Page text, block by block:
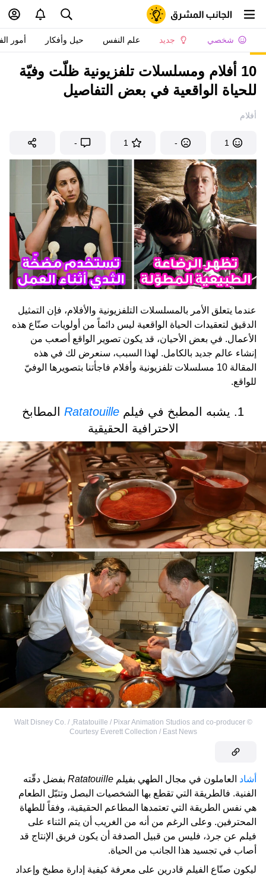
شخصي جديد علم النفس حيل وأفكار أمور
10 أفلام ومسلسلات تلفزيونية ظلّت وفيّة
للحياة الواقعية في بعض التفاصيل
أفلام
1
-
1
-
عندما يتعلق الأمر بالمسلسلات التلفزيونية والأفلام، فإن التمثيل
الدقيق لتعقيدات الحياة الواقعية ليس دائماً من أولويات صنّاع هذه
الأعمال. في بعض الأحيان، قد يكون تصوير الواقع أصعب من
إنشاء عالم جديد بالكامل. لهذا السبب، سنعرض لك في هذه
المقالة 10 مسلسلات تلفزيونية وأفلام فاجأتنا بتصويرها الوفيّ
للواقع.
1. يشبه المطبخ في فيلم Ratatouille المطابخ
الاحترافية الحقيقية
©
Ratatouille / Pixar Animation Studios and co-producer
,
Walt Disney Co. /
Courtesy Everett Collection / East News
أشاد العاملون في مجال الطهي بفيلم Ratatouille بفضل دقّته
الفنية. فالطريقة التي تقطع بها الشخصيات البصل وتتبّل الطعام
هي نفس الطريقة التي تعتمدها المطاعم الحقيقية، وفقاً للطهاة
المحترفين. وعلى الرغم من أنه من الغريب أن يتم الثناء على
فيلم عن جرذ، فليس من قبيل الصدفة أن يكون فريق الإنتاج قد
أصاب في تجسيد هذا الجانب من الحياة.
ليكون صنّاع الفيلم قادرين على معرفة كيفية إدارة مطبخ وإعداد